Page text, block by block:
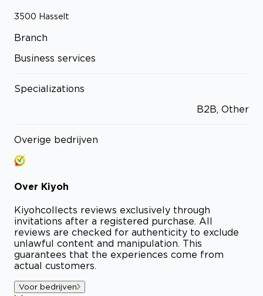
3500 Hasselt
Branch
Business services
Specializations
B2B, Other
Overige bedrijven
Over Kiyoh
Kiyohcollects reviews exclusively through
invitations after a registered purchase. All
reviews are checked for authenticity to exclude
unlawful content and manipulation. This
guarantees that the experiences come from
actual customers.
Voor bedrijven